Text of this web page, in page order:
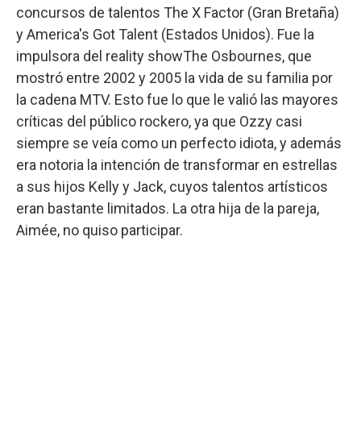
concursos de talentos The X Factor (Gran Bretaña)
y America's Got Talent (Estados Unidos). Fue la
impulsora del reality showThe Osbournes, que
mostró entre 2002 y 2005 la vida de su familia por
la cadena MTV. Esto fue lo que le valió las mayores
críticas del público rockero, ya que Ozzy casi
siempre se veía como un perfecto idiota, y además
era notoria la intención de transformar en estrellas
a sus hijos Kelly y Jack, cuyos talentos artísticos
eran bastante limitados. La otra hija de la pareja,
Aimée, no quiso participar.